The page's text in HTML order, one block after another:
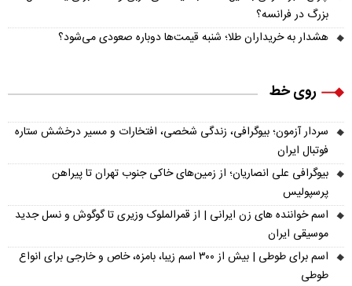
بزرگ در فرانسه؟
هشدار به خریداران طلا؛ شنبه قیمت‌ها دوباره صعودی می‌شود؟
روی خط
سردار آزمون؛ بیوگرافی، زندگی شخصی، افتخارات و مسیر درخشش ستاره
فوتبال ایران
بیوگرافی علی انصاریان؛ از زمین‌های خاکی جنوب تهران تا پیراهن
پرسپولیس
اسم خواننده های زن ایرانی | از قمرالملوک وزیری تا گوگوش و نسل جدید
موسیقی ایران
اسم برای طوطی | بیش از ۳۰۰ اسم زیبا، بامزه، خاص و خارجی برای انواع
طوطی